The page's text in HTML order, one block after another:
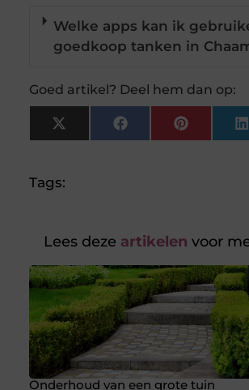
Welke apps kan ik
goedkoop tanken in
Goed artikel? Deel hem dan op:
X
(Twitter)
FacebookPinterest
Tags:
Lees deze artikelen voor
Onderhoud van een grote tuin